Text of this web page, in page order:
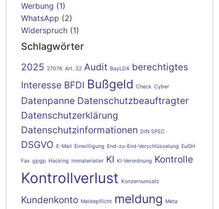
Werbung (1)
WhatsApp (2)
Widerspruch (1)
Schlagwörter
2025 27076 Art. 32 Audit BayLDA berechtigtes
Interesse BFDI Bußgeld Check Cyber
Datenpanne Datenschutzbeauftragter
Datenschutzerklärung
Datenschutzinformationen DIN SPEC
DSGVO E-Mail Einwilligung End-zu-End-Verschlüsselung EuGH
Fax gpgp Hacking immaterieller KI KI-Verordnung Kontrolle
Kontrollverlust Konzernumsatz
Kundenkonto Meldepflicht meldung Meta